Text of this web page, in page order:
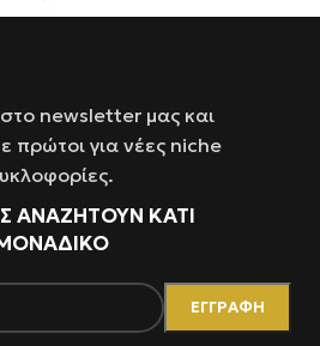
newsletter μας και
πρώτοι για νέες niche
ΑΝΑΖΗΤΟΥΝ ΚΑΤΙ